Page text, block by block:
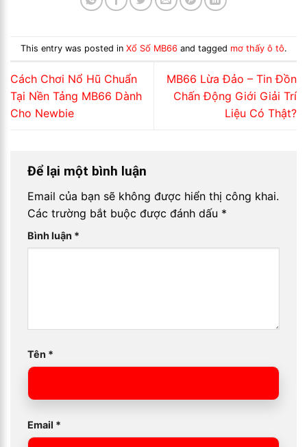
This entry was posted in Xổ Số MB66 and tagged mơ thấy ô tô.
Cách Chơi Nổ Hũ Chuẩn
Tại Nền Tảng MB66 Dành
Cho Newbie
MB66 Lừa Đảo – Tin Đồn
Chấn Động Giới Giải Trí
Liệu Có Thật?
Để lại một bình luận
Email của bạn sẽ không được hiển thị công khai.
Các trường bắt buộc được đánh dấu *
Bình luận *
Tên *
Email *